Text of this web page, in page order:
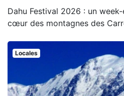
Dahu Festival 2026 : un
cœur des montagnes des
Locales